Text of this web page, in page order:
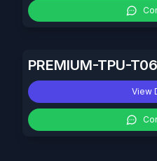
PREMIUM-TPU-
View